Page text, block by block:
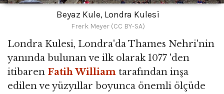
Beyaz Kule, Londra Kulesi
Frerk Meyer (CC BY-SA)
Londra Kulesi, Londra'da Thames Nehri'nin
yanında bulunan ve ilk olarak 1077 'den
itibaren Fatih William tarafından inşa
edilen ve yüzyıllar boyunca önemli ölçüde